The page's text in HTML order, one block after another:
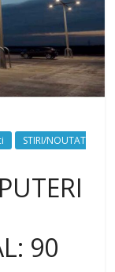
STIRI/NOUTAT
90